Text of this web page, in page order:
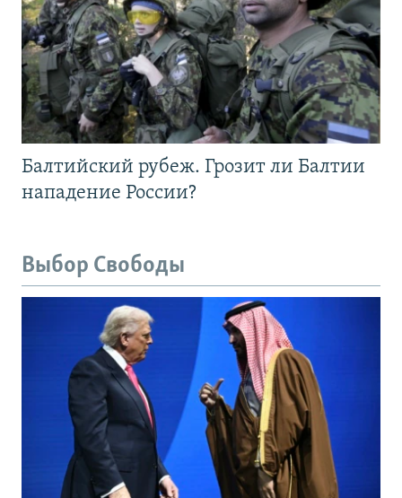
Балтийский рубеж. Грозит ли Балтии
нападение России?
Выбор Свободы